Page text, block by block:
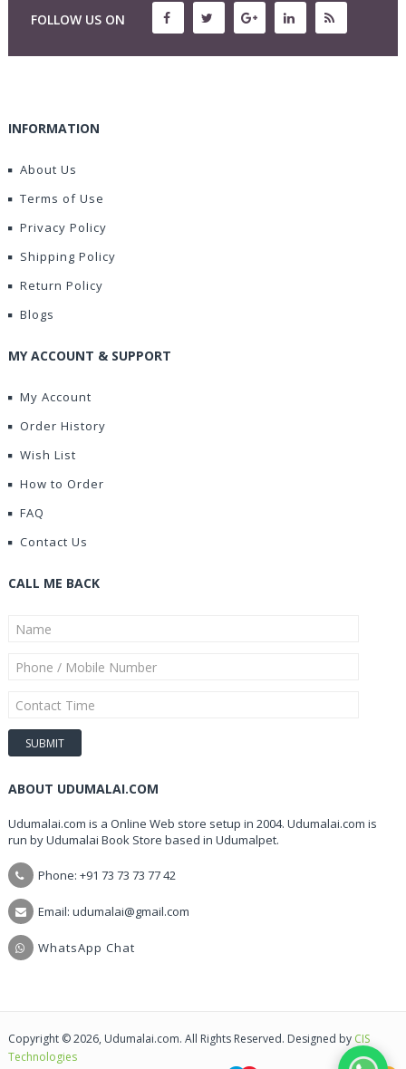
FOLLOW US ON
INFORMATION
About Us
Terms of Use
Privacy Policy
Shipping Policy
Return Policy
Blogs
MY ACCOUNT & SUPPORT
My Account
Order History
Wish List
How to Order
FAQ
Contact Us
CALL ME BACK
ABOUT UDUMALAI.COM
Udumalai.com is a Online Web store setup in 2004. Udumalai.com is
run by Udumalai Book Store based in Udumalpet.
Phone: +91 73 73 73 77 42
Email: udumalai@gmail.com
WhatsApp Chat
Copyright © 2026, Udumalai.com. All Rights Reserved. Designed by CIS
Technologies